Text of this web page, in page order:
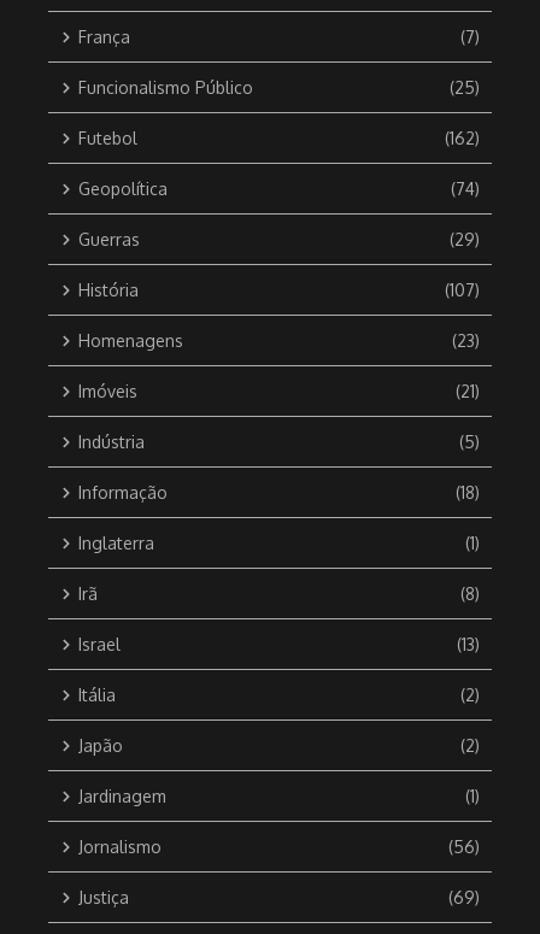
França (7)
Funcionalismo Público (25)
Futebol (162)
Geopolítica (74)
Guerras (29)
História (107)
Homenagens (23)
Imóveis (21)
Indústria (5)
Informação (18)
Inglaterra (1)
Irã (8)
Israel (13)
Itália (2)
Japão (2)
Jardinagem (1)
Jornalismo (56)
Justiça (69)